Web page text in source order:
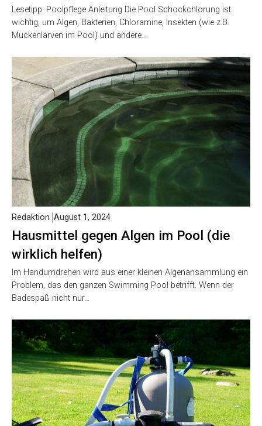
Lesetipp: Poolpflege Anleitung Die Pool Schockchlorung ist
wichtig, um Algen, Bakterien, Chloramine, Insekten (wie z.B.
Mückenlarven im Pool) und andere…
Hausmittel gegen Algen im Pool (die
wirklich helfen)
Redaktion August 1, 2024
Im Handumdrehen wird aus einer kleinen Algenansammlung ein
Problem, das den ganzen Swimming Pool betrifft. Wenn der
Badespaß nicht nur…